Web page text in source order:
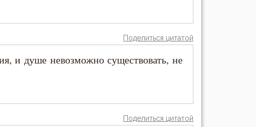
Поделиться цитатой
и душе невозможно существовать, не
Поделиться цитатой